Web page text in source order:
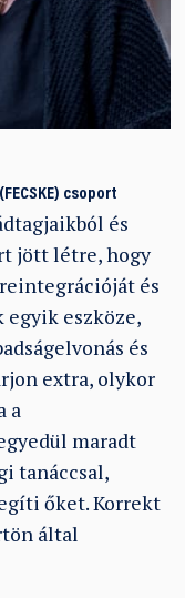
csoport
és
jött létre, hogy
és
egyik eszköze,
és
extra, olykor
a
maradt
tanáccsal,
őket. Korrekt
által